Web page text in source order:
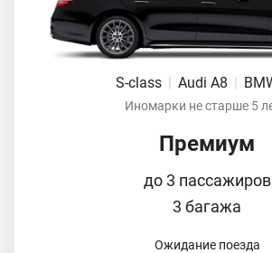
S-class | Audi A8 |
Иномарки не старше 5
Премиум
до 3 пассажиров
3 багажа
Ожидание поезда